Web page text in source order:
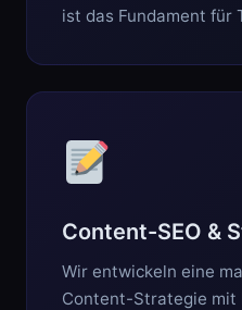
ist das Fundament für
Content-SEO &
Wir entwickeln eine
Content-Strategie mit